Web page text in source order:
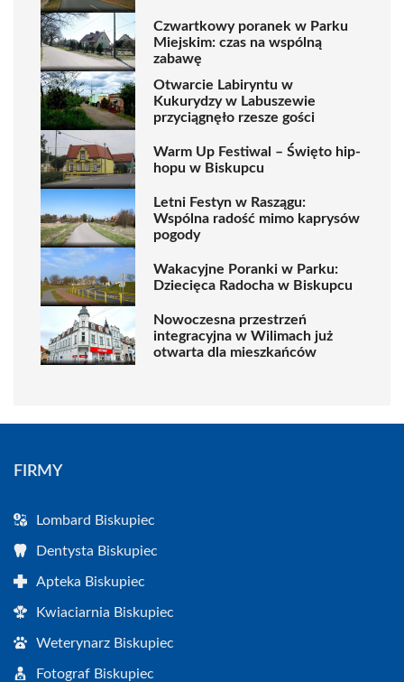
Czwartkowy poranek w Parku
Miejskim: czas na wspólną
zabawę
Otwarcie Labiryntu w
Kukurydzy w Labuszewie
przyciągnęło rzesze gości
Warm Up Festiwal – Święto hip-
hopu w Biskupcu
Letni Festyn w Raszągu:
Wspólna radość mimo kaprysów
pogody
Wakacyjne Poranki w Parku:
Dziecięca Radocha w Biskupcu
Nowoczesna przestrzeń
integracyjna w Wilimach już
otwarta dla mieszkańców
FIRMY
Lombard Biskupiec
Dentysta Biskupiec
Apteka Biskupiec
Kwiaciarnia Biskupiec
Weterynarz Biskupiec
Fotograf Biskupiec